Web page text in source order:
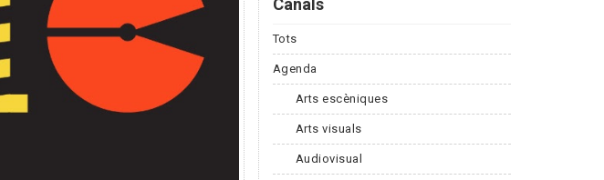
Tots
Agenda
Arts escèniques
Arts visuals
Audiovisual